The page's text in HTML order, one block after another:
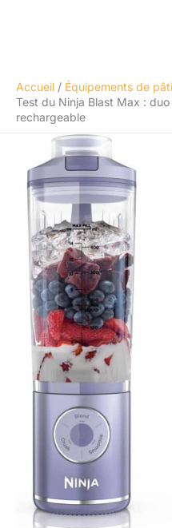
Accueil
Équipements de
Test du Ninja Blast Max :
rechargeable